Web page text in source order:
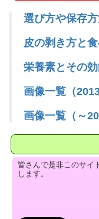
選び方や保存
皮の剥き方と
栄養素とその
画像一覧（
画像一覧（～
皆さんで是非このサイ
します。